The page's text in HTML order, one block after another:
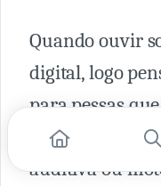
Quando ouvir
digital, logo
para pessas
tipo de
auditiva ou